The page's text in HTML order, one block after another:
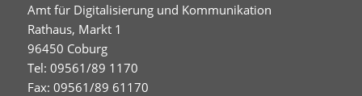
Amt für Digitalisierung und Kommunikation
Rathaus, Markt 1
96450 Coburg
Tel: 09561/89 1170
Fax: 09561/89 61170